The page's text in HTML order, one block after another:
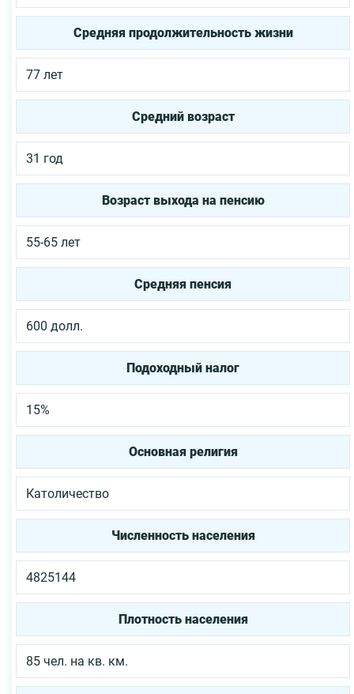
Средняя продолжительность жизни
77 лет
Средний возраст
31 год
Возраст выхода на пенсию
55-65 лет
Средняя пенсия
600 долл.
Подоходный налог
15%
Основная религия
Католичество
Численность населения
4825144
Плотность населения
85 чел. на кв. км.